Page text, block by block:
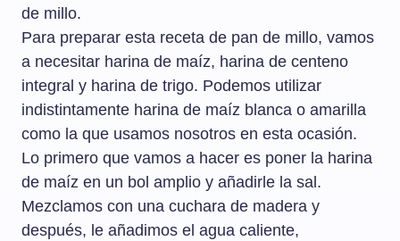
de millo.
Para preparar esta receta de pan de millo, vamos
a necesitar harina de maíz, harina de centeno
integral y harina de trigo. Podemos utilizar
indistintamente harina de maíz blanca o amarilla
como la que usamos nosotros en esta ocasión.
Lo primero que vamos a hacer es poner la harina
de maíz en un bol amplio y añadirle la sal.
Mezclamos con una cuchara de madera y
después, le añadimos el agua caliente,